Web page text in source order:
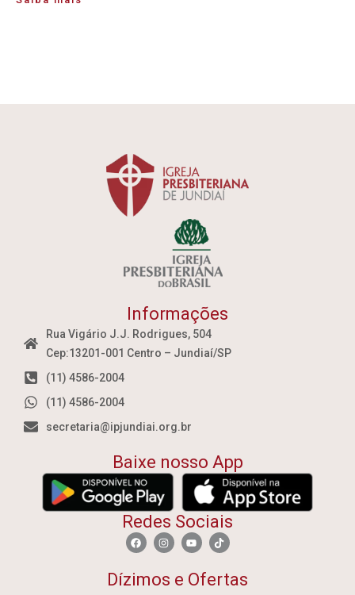
Informações
Rua Vigário J.J. Rodrigues, 504
Cep:13201-001 Centro – Jundiaí/SP
(11) 4586-2004
(11) 4586-2004
secretaria@ipjundiai.org.br
Baixe nosso App
Redes Sociais
Dízimos e Ofertas